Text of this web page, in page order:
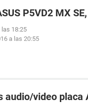
P5VD2 MX
las 18:25
a las 20:55
audio/video placa